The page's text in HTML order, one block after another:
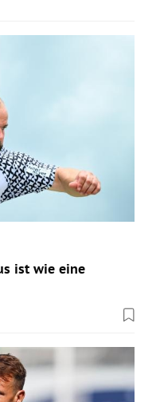
ist wie eine